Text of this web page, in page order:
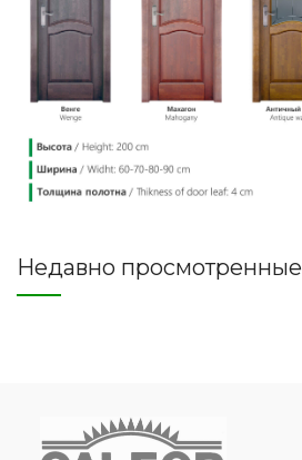
Недавно просмотренные